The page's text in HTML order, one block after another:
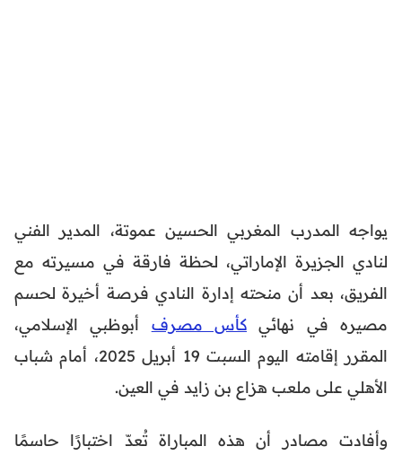
يواجه المدرب المغربي الحسين عموتة، المدير الفني
لنادي الجزيرة الإماراتي، لحظة فارقة في مسيرته مع
الفريق، بعد أن منحته إدارة النادي فرصة أخيرة لحسم
مصيره في نهائي كأس مصرف أبوظبي الإسلامي،
المقرر إقامته اليوم السبت 19 أبريل 2025، أمام شباب
الأهلي على ملعب هزاع بن زايد في العين.
وأفادت مصادر أن هذه المباراة تُعدّ اختبارًا حاسمًا